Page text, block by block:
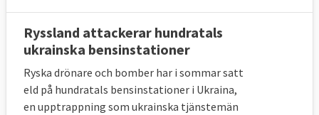
Ryssland attackerar hundratals
ukrainska bensinstationer
Ryska drönare och bomber har i sommar satt
eld på hundratals bensinstationer i Ukraina,
en upptrappning som ukrainska tjänstemän